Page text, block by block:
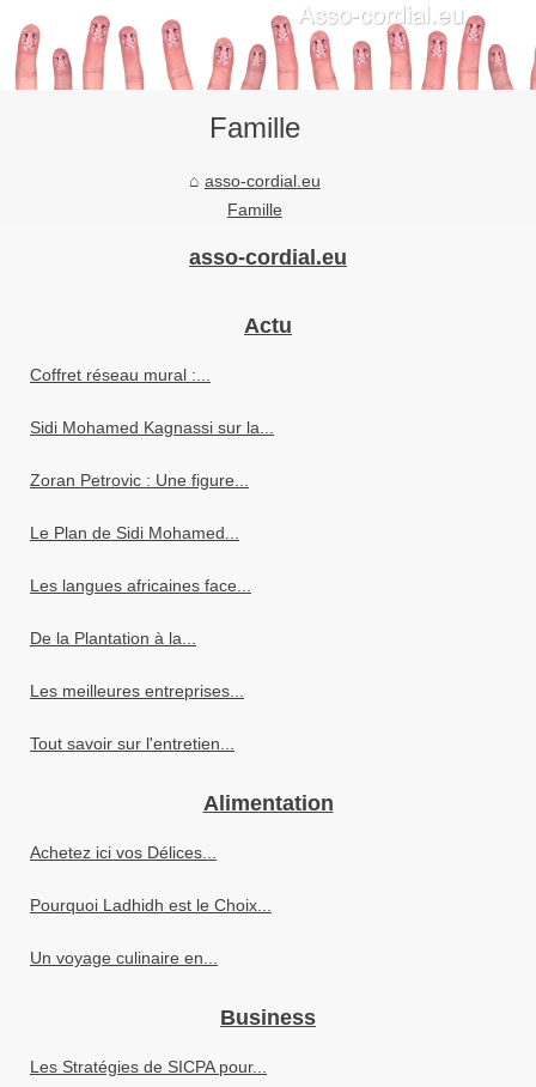
Famille
asso-cordial.eu
Famille
asso-cordial.eu
Actu
Coffret réseau mural :...
Sidi Mohamed Kagnassi sur la...
Zoran Petrovic : Une figure...
Le Plan de Sidi Mohamed...
Les langues africaines face...
De la Plantation à la...
Les meilleures entreprises...
Tout savoir sur l'entretien...
Alimentation
Achetez ici vos Délices...
Pourquoi Ladhidh est le Choix...
Un voyage culinaire en...
Business
Les Stratégies de SICPA pour...